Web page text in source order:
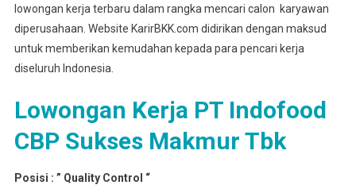
lowongan kerja terbaru dalam rangka mencari calon karyawan
diperusahaan. Website KarirBKK.com didirikan dengan maksud
untuk memberikan kemudahan kepada para pencari kerja
diseluruh Indonesia.
Lowongan Kerja PT Indofood
CBP Sukses Makmur Tbk
Posisi : ” Quality Control “